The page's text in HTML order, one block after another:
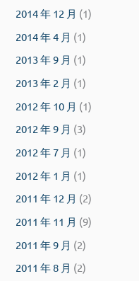
2014 年 12 月 (1)
2014 年 4 月 (1)
2013 年 9 月 (1)
2013 年 2 月 (1)
2012 年 10 月 (1)
2012 年 9 月 (3)
2012 年 7 月 (1)
2012 年 1 月 (1)
2011 年 12 月 (2)
2011 年 11 月 (9)
2011 年 9 月 (2)
2011 年 8 月 (2)